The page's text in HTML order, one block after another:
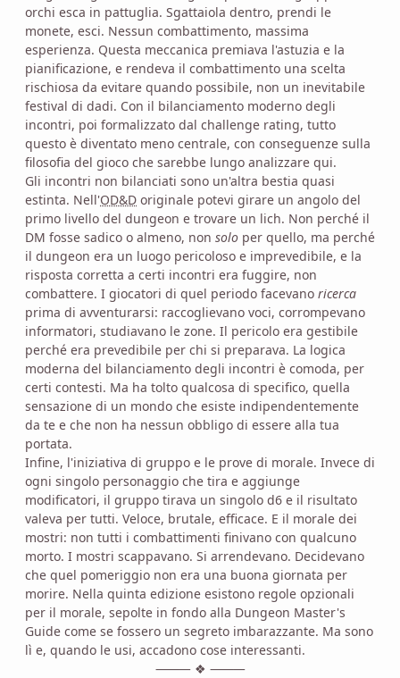
orchi esca in pattuglia. Sgattaiola dentro, prendi le
monete, esci. Nessun combattimento, massima
esperienza. Questa meccanica premiava l'astuzia e la
pianificazione, e rendeva il combattimento una scelta
rischiosa da evitare quando possibile, non un inevitabile
festival di dadi. Con il bilanciamento moderno degli
incontri, poi formalizzato dal challenge rating, tutto
questo è diventato meno centrale, con conseguenze sulla
filosofia del gioco che sarebbe lungo analizzare qui.
Gli incontri non bilanciati sono un'altra bestia quasi
estinta. Nell'OD&D originale potevi girare un angolo del
primo livello del dungeon e trovare un lich. Non perché il
DM fosse sadico o almeno, non solo per quello, ma perché
il dungeon era un luogo pericoloso e imprevedibile, e la
risposta corretta a certi incontri era fuggire, non
combattere. I giocatori di quel periodo facevano ricerca
prima di avventurarsi: raccoglievano voci, corrompevano
informatori, studiavano le zone. Il pericolo era gestibile
perché era prevedibile per chi si preparava. La logica
moderna del bilanciamento degli incontri è comoda, per
certi contesti. Ma ha tolto qualcosa di specifico, quella
sensazione di un mondo che esiste indipendentemente
da te e che non ha nessun obbligo di essere alla tua
portata.
Infine, l'iniziativa di gruppo e le prove di morale. Invece di
ogni singolo personaggio che tira e aggiunge
modificatori, il gruppo tirava un singolo d6 e il risultato
valeva per tutti. Veloce, brutale, efficace. E il morale dei
mostri: non tutti i combattimenti finivano con qualcuno
morto. I mostri scappavano. Si arrendevano. Decidevano
che quel pomeriggio non era una buona giornata per
morire. Nella quinta edizione esistono regole opzionali
per il morale, sepolte in fondo alla Dungeon Master's
Guide come se fossero un segreto imbarazzante. Ma sono
lì e, quando le usi, accadono cose interessanti.
⸻ ❖ ⸻